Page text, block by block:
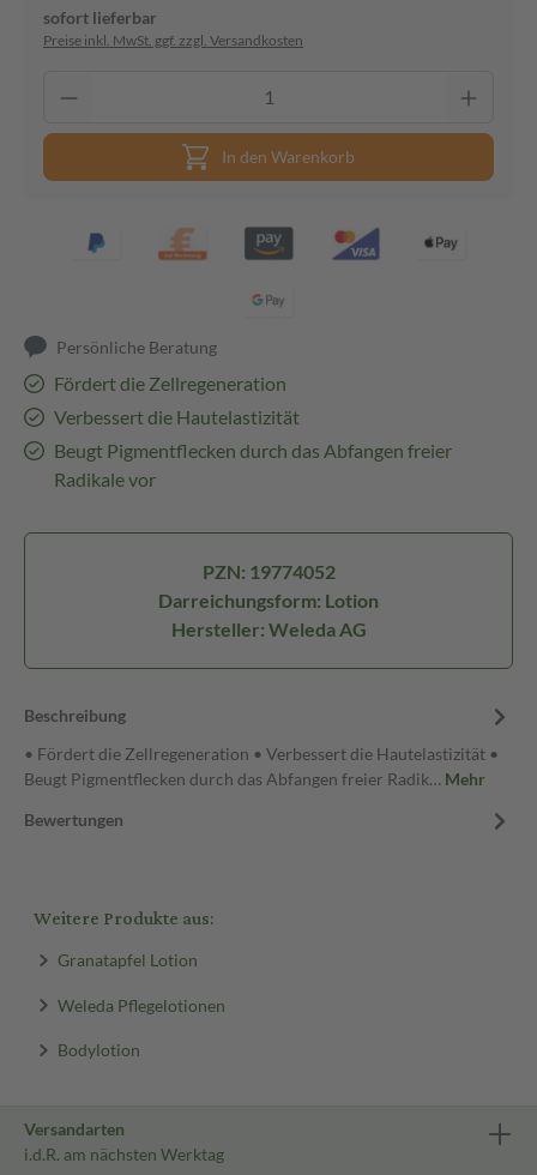
sofort lieferbar
Preise inkl. MwSt. ggf. zzgl. Versandkosten
In den Warenkorb
Persönliche Beratung
Fördert die Zellregeneration
Verbessert die Hautelastizität
Beugt Pigmentflecken durch das Abfangen freier
Radikale vor
PZN: 19774052
Darreichungsform: Lotion
Hersteller: Weleda AG
Beschreibung
• Fördert die Zellregeneration • Verbessert die Hautelastizität •
Beugt Pigmentflecken durch das Abfangen freier Radik… Mehr
Bewertungen
Weitere Produkte aus:
Granatapfel Lotion
Weleda Pflegelotionen
Bodylotion
Versandarten
i.d.R. am nächsten Werktag